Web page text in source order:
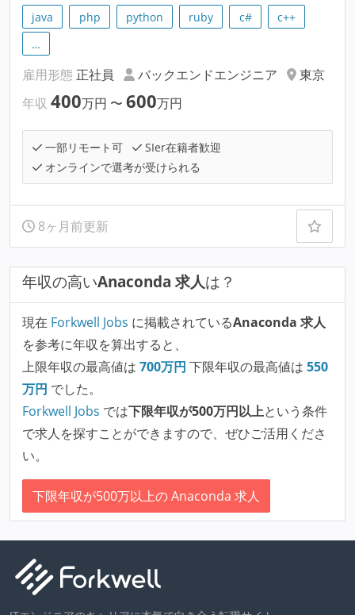
java php python ruby c#
c++
…
雇用形態 正社員 バックエンドエンジニア
東京
年収 400万円 〜 600万円
一部リモート可
SIer在籍者歓迎
オンラインで選考が受けられる
8ヶ月前更新
年収の高いAnaconda 求人は？
現在 Forkwell Jobs に掲載されているAnaconda 求人
を参考に年収を算出すると、
上限年収の最高値は 700万円 下限年収の最高値は 550
万円 でした。
Forkwell Jobs では下限年収が500万円以上という条件
で求人を探すことができますので、ぜひご活用くださ
い。
下限年収が500万以上の Anaconda 求人